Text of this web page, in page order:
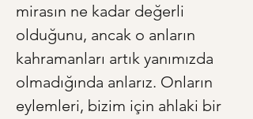
mirasın ne kadar değerli
olduğunu, ancak o anların
kahramanları artık yanımızda
olmadığında anlarız. Onların
eylemleri, bizim için ahlaki bir